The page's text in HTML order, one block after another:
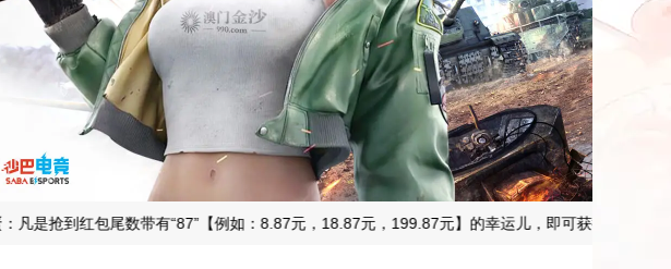
到红包尾数带有“87”【例如：8.87元，18.87元，199.87元】的幸运儿，即可获得10倍加赠彩
0
2
2
3
4
1
2
3
4